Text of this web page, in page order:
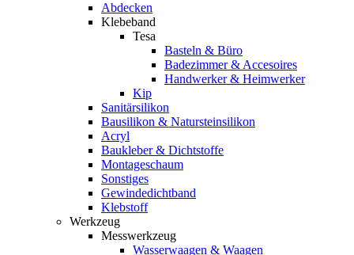
Abdecken
Klebeband
Tesa
Basteln & Büro
Badezimmer & Accesoires
Handwerker & Heimwerker
Kip
Sanitärsilikon
Bausilikon & Natursteinsilikon
Acryl
Baukleber & Dichtstoffe
Montageschaum
Sonstiges
Gewindedichtband
Klebstoff
Werkzeug
Messwerkzeug
Wasserwaagen & Waagen